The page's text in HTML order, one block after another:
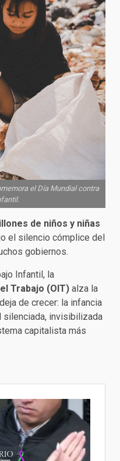
el Día Mundial contra
de niños y niñas
el silencio cómplice del
gobiernos.
Infantil, la
Trabajo (OIT) alza la
de crecer: la infancia
silenciada, invisibilizada
capitalista más